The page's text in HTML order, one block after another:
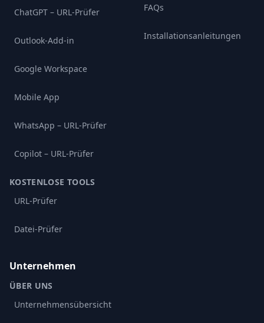
ChatGPT – URL-Prüfer
Outlook-Add-in
Google Workspace
Mobile App
WhatsApp – URL-Prüfer
Copilot – URL-Prüfer
KOSTENLOSE TOOLS
URL-Prüfer
Datei-Prüfer
FAQs
Installationsanleitungen
Unternehmen
ÜBER UNS
Unternehmensübersicht